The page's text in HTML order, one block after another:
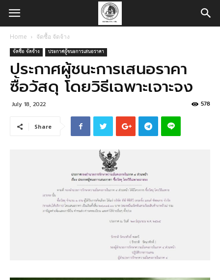
Home จัดซื้อ จัดจ้าง
จัดซื้อ จัดจ้าง ประกาศผู้ชนะการเสนอราคา
ประกาศผู้ชนะการเสนอราคา
ซื้อวัสดุ โดยวิธีเฉพาะเจาะจง
July 18, 2022 578
Share